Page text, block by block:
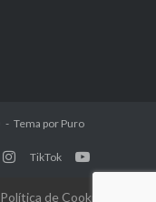
Tema por Puro
TikTok
Política de Cookies